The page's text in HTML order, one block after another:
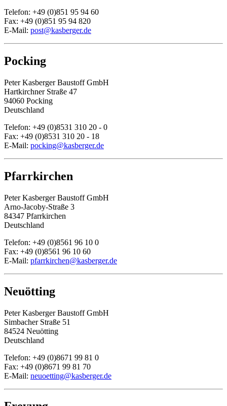
Telefon: +49 (0)851 95 94 60
Fax: +49 (0)851 95 94 820
E-Mail: post@kasberger.de
Pocking
Peter Kasberger Baustoff GmbH
Hartkirchner Straße 47
94060 Pocking
Deutschland
Telefon: +49 (0)8531 310 20 - 0
Fax: +49 (0)8531 310 20 - 18
E-Mail: pocking@kasberger.de
Pfarrkirchen
Peter Kasberger Baustoff GmbH
Arno-Jacoby-Straße 3
84347 Pfarrkirchen
Deutschland
Telefon: +49 (0)8561 96 10 0
Fax: +49 (0)8561 96 10 60
E-Mail: pfarrkirchen@kasberger.de
Neuötting
Peter Kasberger Baustoff GmbH
Simbacher Straße 51
84524 Neuötting
Deutschland
Telefon: +49 (0)8671 99 81 0
Fax: +49 (0)8671 99 81 70
E-Mail: neuoetting@kasberger.de